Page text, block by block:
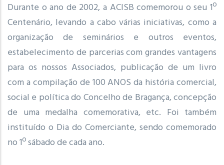
Durante o ano de 2002, a ACISB comemorou o seu 1º
Centenário, levando a cabo várias iniciativas, como a
organização de seminários e outros eventos,
estabelecimento de parcerias com grandes vantagens
para os nossos Associados, publicação de um livro
com a compilação de 100 ANOS da história comercial,
social e política do Concelho de Bragança, concepção
de uma medalha comemorativa, etc. Foi também
instituído o Dia do Comerciante, sendo comemorado
no 1º sábado de cada ano.